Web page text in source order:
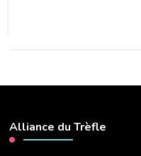
Alliance du Trèfle